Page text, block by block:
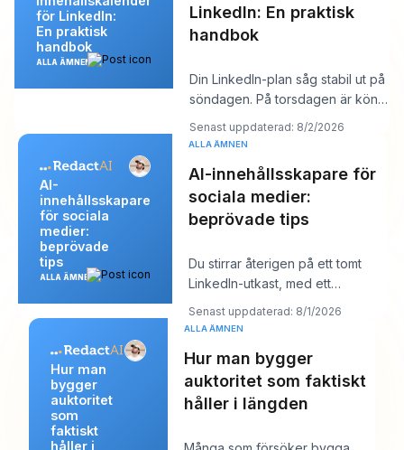
för LinkedIn:
En praktisk
handbok
ALLA ÄMNEN
LinkedIn: En praktisk
handbok
Din LinkedIn-plan såg stabil ut på
söndagen. På torsdagen är kön
tom, kroken du gillade känns
platt,
Senast uppdaterad: 8/2/2026
AI-
innehållsskapare
för sociala
medier:
beprövade
tips
ALLA ÄMNEN
ALLA ÄMNEN
AI-innehållsskapare för
sociala medier:
beprövade tips
Du stirrar återigen på ett tomt
LinkedIn-utkast, med ett
kundsamtal om tio minuter och ett
inlägg so
Senast uppdaterad: 8/1/2026
Hur man
bygger
auktoritet
som
faktiskt
håller i
ALLA ÄMNEN
Hur man bygger
auktoritet som faktiskt
håller i längden